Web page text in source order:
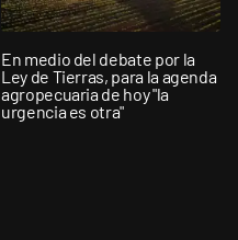
En medio del debate por la
Ley de Tierras, para la agenda
agropecuaria de hoy "la
urgencia es otra"